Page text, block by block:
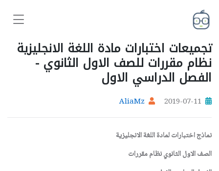
تجميعات اختبارات مادة اللغة الانجليزية
نظام مقررات للصف الاول الثانوي -
الفصل الدراسي الاول
2019-07-11
AliaMz
نماذج اختبارات لمادة اللغة الانجليزية
الصف الاول الثانوي نظام مقررات